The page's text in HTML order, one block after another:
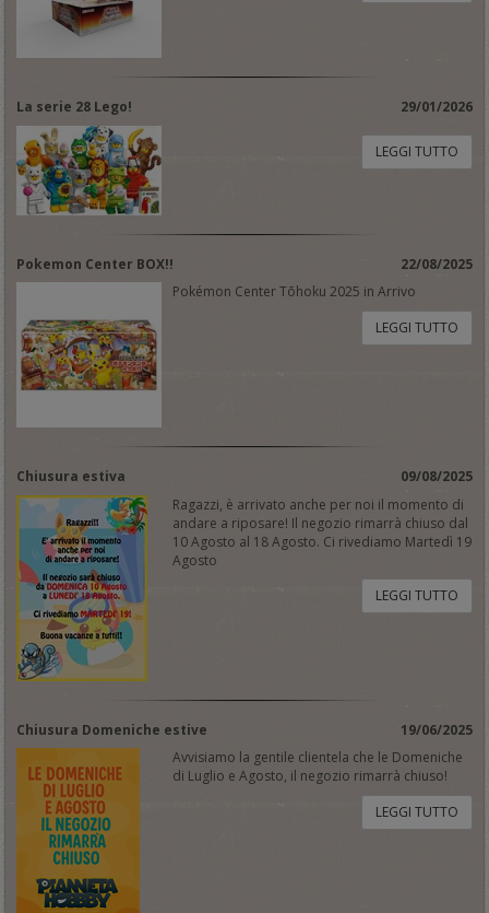
La serie 28 Lego! 29/01/2026
LEGGI TUTTO
Pokemon Center BOX!!
22/08/2025
Pokémon Center Tōhoku 2025 in Arrivo
LEGGI TUTTO
Chiusura estiva
09/08/2025
Ragazzi, è arrivato anche per noi il momento di
andare a riposare! Il negozio rimarrà chiuso dal
10 Agosto al 18 Agosto. Ci rivediamo Martedì 19
Agosto
LEGGI TUTTO
Chiusura Domeniche estive
19/06/2025
Avvisiamo la gentile clientela che le Domeniche
di Luglio e Agosto, il negozio rimarrà chiuso!
LEGGI TUTTO